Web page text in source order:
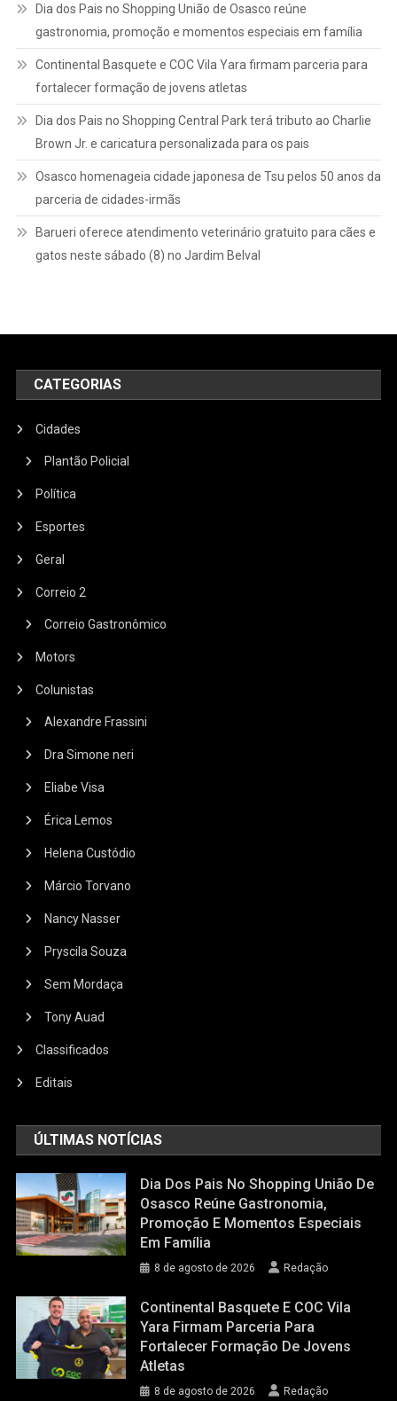
Municípios
2024
Dia dos Pais no Shopping União de Osasco reúne
gastronomia, promoção e momentos especiais em família
Continental Basquete e COC Vila Yara firmam parceria para
fortalecer formação de jovens atletas
Dia dos Pais no Shopping Central Park terá tributo ao Charlie
Brown Jr. e caricatura personalizada para os pais
Osasco homenageia cidade japonesa de Tsu pelos 50 anos da
parceria de cidades-irmãs
Barueri oferece atendimento veterinário gratuito para cães e
gatos neste sábado (8) no Jardim Belval
CATEGORIAS
Cidades
Plantão Policial
Política
Esportes
Geral
Correio 2
Correio Gastronômico
Motors
Colunistas
Alexandre Frassini
Dra Simone neri
Eliabe Visa
Érica Lemos
Helena Custódio
Márcio Torvano
Nancy Nasser
Pryscila Souza
Sem Mordaça
Tony Auad
Classificados
Editais
ÚLTIMAS NOTÍCIAS
Dia Dos Pais No Shopping União De
Osasco Reúne Gastronomia,
Promoção E Momentos Especiais
Em Família
8 de agosto de 2026 Redação
Continental Basquete E COC Vila
Yara Firmam Parceria Para
Fortalecer Formação De Jovens
Atletas
8 de agosto de 2026 Redação